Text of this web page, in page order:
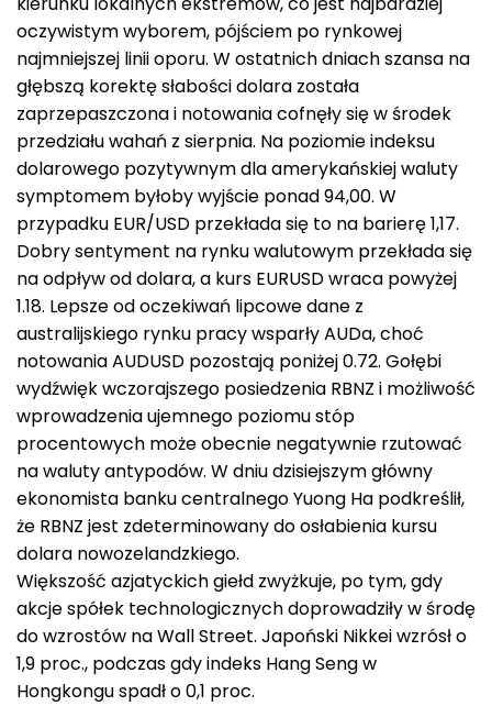
oczywistym wyborem, pójściem po rynkowej
najmniejszej linii oporu. W ostatnich dniach szansa na
głębszą korektę słabości dolara została
zaprzepaszczona i notowania cofnęły się w środek
przedziału wahań z sierpnia. Na poziomie indeksu
dolarowego pozytywnym dla amerykańskiej waluty
symptomem byłoby wyjście ponad 94,00. W
przypadku EUR/USD przekłada się to na barierę 1,17.
Dobry sentyment na rynku walutowym przekłada się
na odpływ od dolara, a kurs EURUSD wraca powyżej
1.18. Lepsze od oczekiwań lipcowe dane z
australijskiego rynku pracy wsparły AUDa, choć
notowania AUDUSD pozostają poniżej 0.72. Gołębi
wydźwięk wczorajszego posiedzenia RBNZ i możliwość
wprowadzenia ujemnego poziomu stóp
procentowych może obecnie negatywnie rzutować
na waluty antypodów. W dniu dzisiejszym główny
ekonomista banku centralnego Yuong Ha podkreślił,
że RBNZ jest zdeterminowany do osłabienia kursu
dolara nowozelandzkiego.
Większość azjatyckich giełd zwyżkuje, po tym, gdy
akcje spółek technologicznych doprowadziły w środę
do wzrostów na Wall Street. Japoński Nikkei wzrósł o
1,9 proc., podczas gdy indeks Hang Seng w
Hongkongu spadł o 0,1 proc.